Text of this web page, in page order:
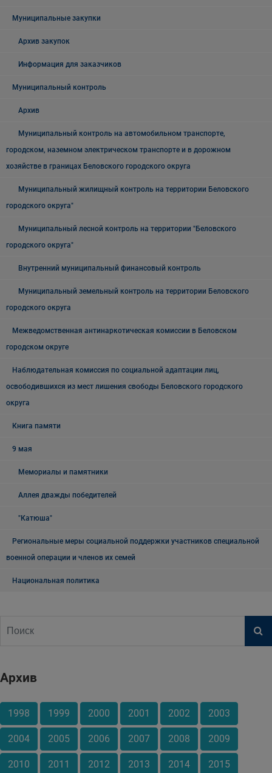
Муниципальные закупки
Архив закупок
Информация для заказчиков
Муниципальный контроль
Архив
Муниципальный контроль на автомобильном транспорте,
городском, наземном электрическом транспорте и в дорожном
хозяйстве в границах Беловского городского округа
Муниципальный жилищный контроль на территории Беловского
городского округа"
Муниципальный лесной контроль на территории "Беловского
городского округа"
Внутренний муниципальный финансовый контроль
Муниципальный земельный контроль на территории Беловского
городского округа
Межведомственная антинаркотическая комиссии в Беловском
городском округе
Наблюдательная комиссия по социальной адаптации лиц,
освободившихся из мест лишения свободы Беловского городского
округа
Книга памяти
9 мая
Мемориалы и памятники
Аллея дважды победителей
"Катюша"
Региональные меры социальной поддержки участников специальной
военной операции и членов их семей
Национальная политика
Архив
1998 1999 2000 2001 2002 2003
2004 2005 2006 2007 2008 2009
2010 2011 2012 2013 2014 2015